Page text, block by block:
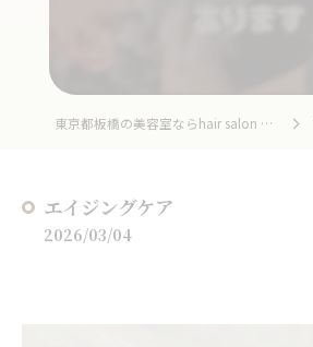
東京都板橋の美容室ならhair salon home
エイジングケア
2026/03/04